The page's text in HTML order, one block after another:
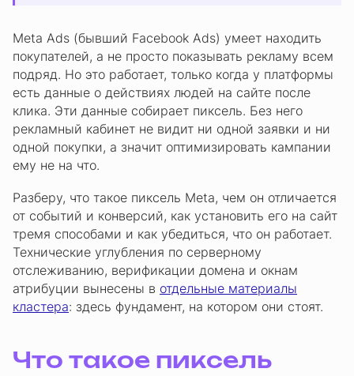
Meta Ads (бывший Facebook Ads) умеет находить
покупателей, а не просто показывать рекламу всем
подряд. Но это работает, только когда у платформы
есть данные о действиях людей на сайте после
клика. Эти данные собирает пиксель. Без него
рекламный кабинет не видит ни одной заявки и ни
одной покупки, а значит оптимизировать кампании
ему не на что.
Разберу, что такое пиксель Meta, чем он отличается
от событий и конверсий, как установить его на сайт
тремя способами и как убедиться, что он работает.
Технические углубления по серверному
отслеживанию, верификации домена и окнам
атрибуции вынесены в отдельные материалы
кластера: здесь фундамент, на котором они стоят.
Что такое пиксель